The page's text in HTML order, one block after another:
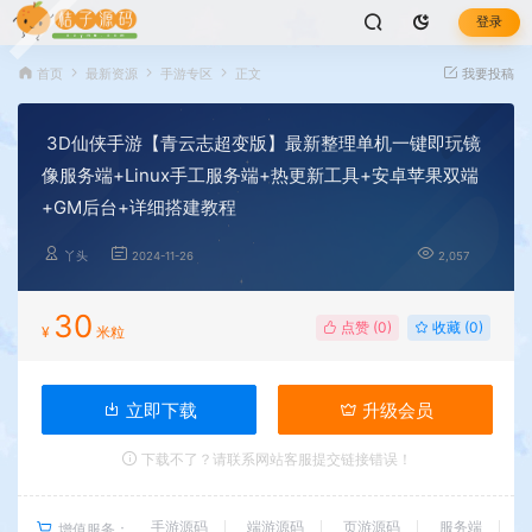
登录
首页 最新资源 手游专区 正文 我要投稿
3D仙侠手游【青云志超变版】最新整理单机一键即玩镜
像服务端+Linux手工服务端+热更新工具+安卓苹果双端
+GM后台+详细搭建教程
丫头 2024-11-26 2,057
¥ 30 米粒 点赞 (0) 收藏 (0)
立即下载 升级会员
下载不了？请联系网站客服提交链接错误！
手游源码 端游源码 页游源码 服务端